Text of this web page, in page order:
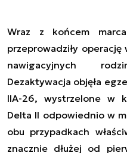
Wraz z końcem
przeprowadziły
nawigacyjnych
Dezaktywacja objęła
IIA-26, wystrzelone w
Delta II odpowiednio w
obu przypadkach
znacznie dłużej od